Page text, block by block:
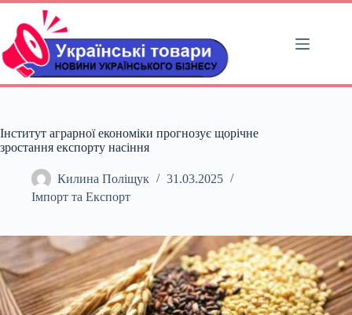
Перейти
вмісту
Інститут аграрної економіки прогнозує щорічне
зростання експорту насіння
Килина Поліщук
31.03.2025
Імпорт та Експорт